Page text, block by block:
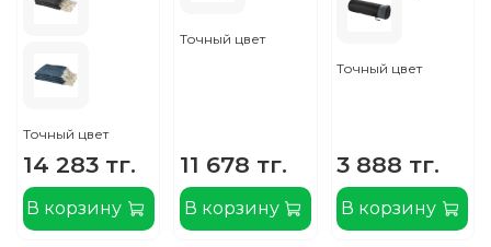
Точный цвет
14 283 тг.
В корзину
Точный цвет
11 678 тг.
В корзину
Точный цвет
3 888 тг.
В корзину